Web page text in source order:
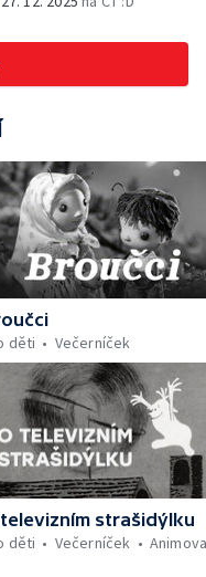
děti
Večerníček
televizním strašidýlku
děti
Večerníček